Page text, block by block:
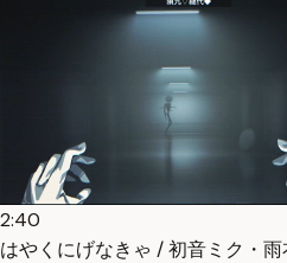
2:40
はやくにげなきゃ / 初音ミク・